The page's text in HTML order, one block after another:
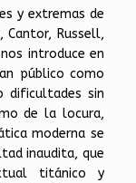
y extremas de
Cantor, Russell,
introduce en
público como
dificultades sin
de la locura,
moderna se
inaudita, que
titánico y